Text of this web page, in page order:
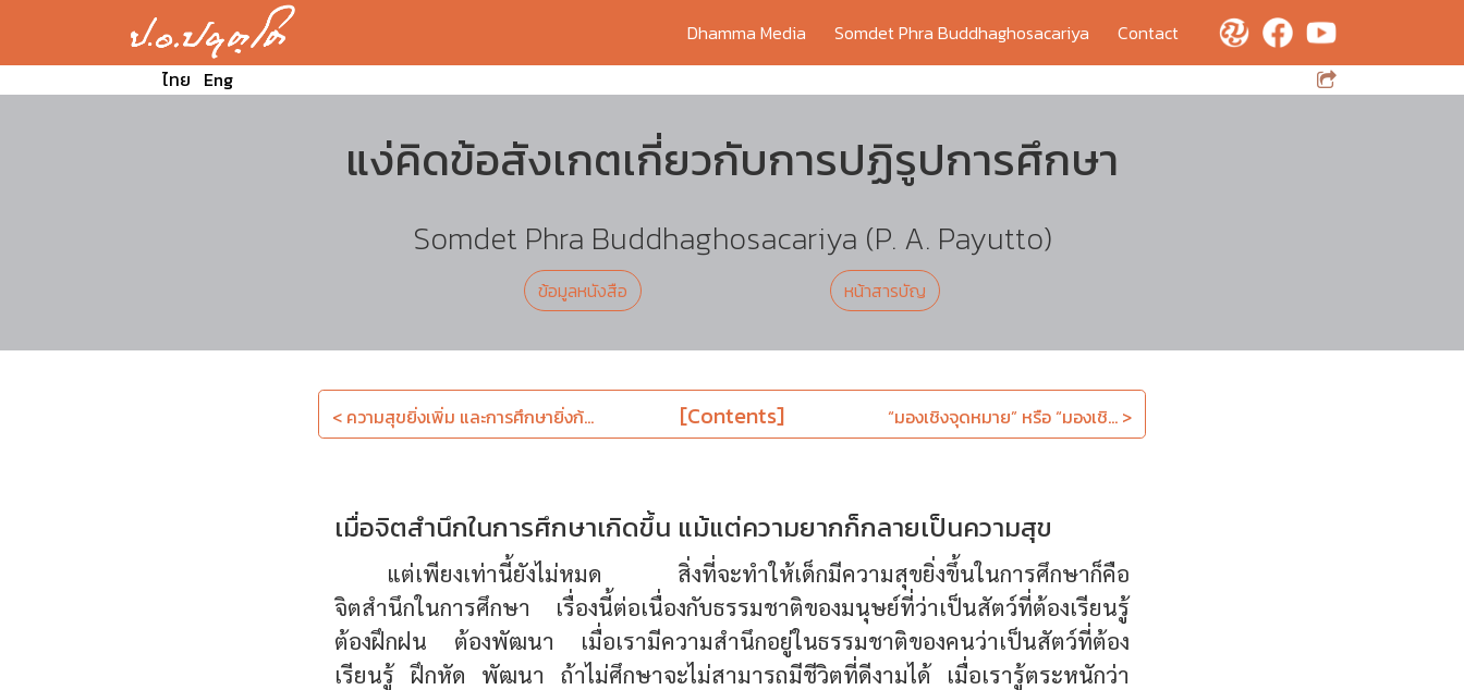
Dhamma Media Somdet Phra Buddhaghosacariya
Contact
ไทย Eng
แง่คิดข้อสังเกตเกี่ยวกับการปฏิรูปการศึกษา
Somdet Phra Buddhaghosacariya (P. A. Payutto)
ข้อมูลหนังสือ หน้าสารบัญ
< ความสุขยิ่งเพิ่ม และการศึกษายิ่งก้... [Contents] “มองเชิงจุดหมาย” หรือ “มองเชิ... >
เมื่อจิตสำนึกในการศึกษาเกิดขึ้น แม้แต่ความยากก็กลายเป็นความสุข
แต่เพียงเท่านี้ยังไม่หมด สิ่งที่จะทำให้เด็กมีความสุขยิ่งขึ้นในการศึกษาก็คือ
จิตสำนึกในการศึกษา เรื่องนี้ต่อเนื่องกับธรรมชาติของมนุษย์ที่ว่าเป็นสัตว์ที่ต้องเรียนรู้
ต้องฝึกฝน ต้องพัฒนา เมื่อเรามีความสำนึกอยู่ในธรรมชาติของคนว่าเป็นสัตว์ที่ต้อง
เรียนรู้ ฝึกหัด พัฒนา ถ้าไม่ศึกษาจะไม่สามารถมีชีวิตที่ดีงามได้ เมื่อเรารู้ตระหนักว่า